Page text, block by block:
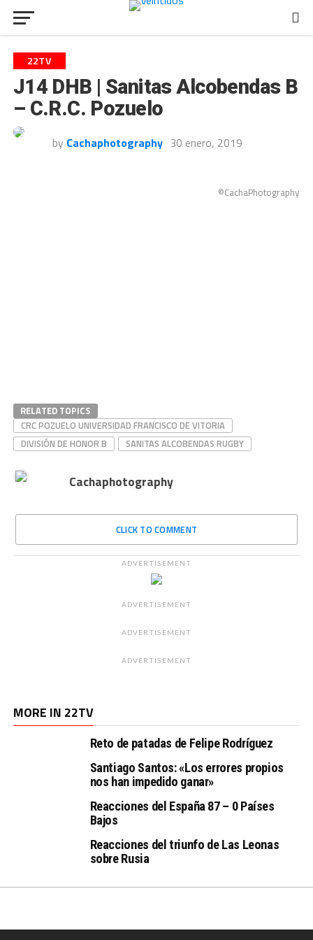
22TV
J14 DHB | Sanitas Alcobendas B
– C.R.C. Pozuelo
by Cachaphotography 30 enero, 2019
©CachaPhotography
RELATED TOPICS
CRC POZUELO UNIVERSIDAD FRANCISCO DE VITORIA
DIVISIÓN DE HONOR B
SANITAS ALCOBENDAS RUGBY
Cachaphotography
CLICK TO COMMENT
ADVERTISEMENT
ADVERTISEMENT
ADVERTISEMENT
ADVERTISEMENT
MORE IN 22TV
Reto de patadas de Felipe Rodríguez
Santiago Santos: «Los errores propios
nos han impedido ganar»
Reacciones del España 87 – 0 Países
Bajos
Reacciones del triunfo de Las Leonas
sobre Rusia